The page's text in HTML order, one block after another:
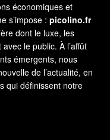
économiques et
s’impose : picolino.fr
dont le luxe, les
le public. À l’affût
émergents, nous
de l’actualité, en
qui définissent notre